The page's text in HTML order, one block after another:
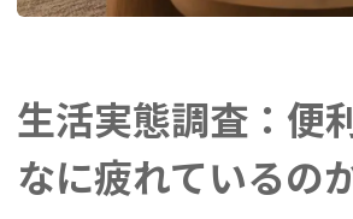
生活実態調査：便
なに疲れているの